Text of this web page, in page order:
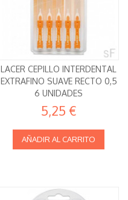
LACER CEPILLO INTERDENTAL
EXTRAFINO SUAVE RECTO 0,5
6 UNIDADES
5,25 €
AÑADIR AL CARRITO